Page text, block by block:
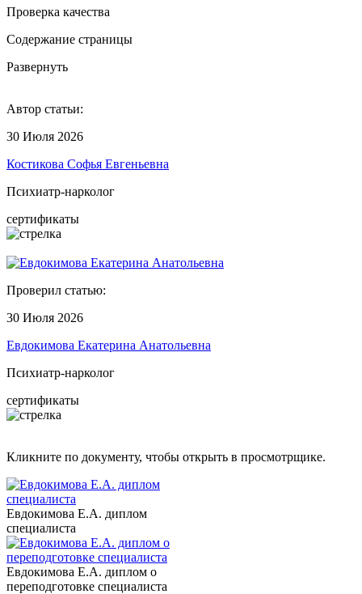
Проверка качества
Содержание страницы
Развернуть
Автор статьи:
30 Июля 2026
Костикова Софья Евгеньевна
Психиатр-нарколог
сертификаты
Проверил статью:
30 Июля 2026
Евдокимова Екатерина Анатольевна
Психиатр-нарколог
сертификаты
Кликните по документу, чтобы открыть в просмотрщике.
Евдокимова Е.А. диплом
специалиста
Евдокимова Е.А. диплом о
переподготовке специалиста